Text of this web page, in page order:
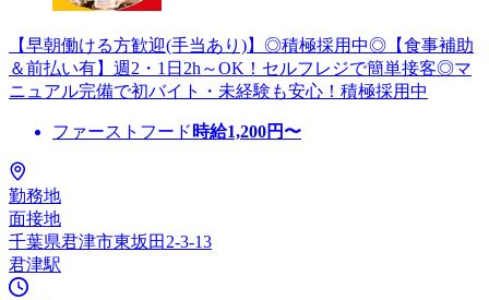
【早朝働ける方歓迎(手当あり)】◎積極採用中◎【食事補助
＆前払い有】週2・1日2h～OK！セルフレジで簡単接客◎マ
ニュアル完備で初バイト・未経験も安心！積極採用中
ファーストフード 時給1,200円〜
勤務地
面接地
千葉県君津市東坂田2-3-13
君津駅